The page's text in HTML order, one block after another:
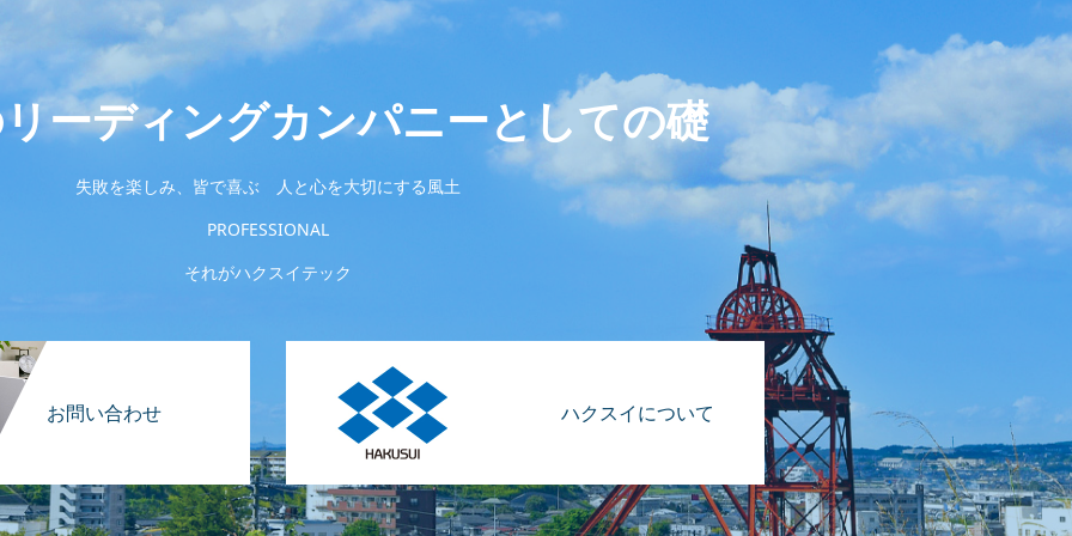
ーディングカンパニーとしての礎
失敗を楽しみ、皆で喜ぶ 人と心を大切にする風土
PROFESSIONAL
それがハクスイテック
お問い合わせ ハクスイについて